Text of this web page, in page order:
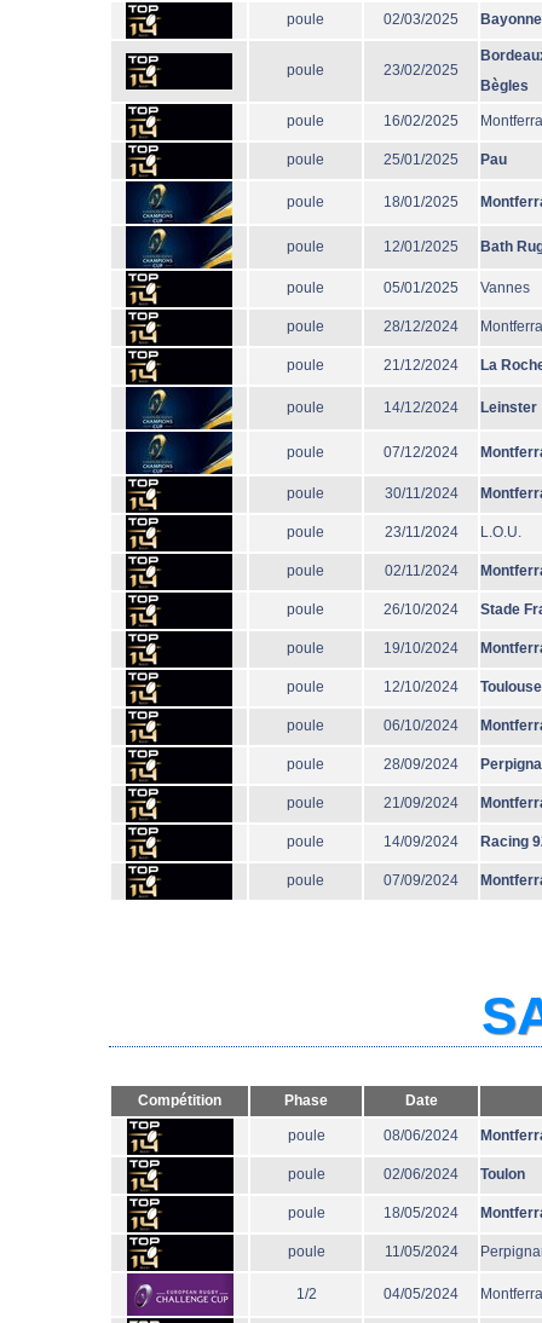
poule 02/03/2025 Bayonne
poule 23/02/2025
Bègles
poule 16/02/2025
poule 25/01/2025 Pau
poule 18/01/2025
poule 12/01/2025 Bath
poule 05/01/2025 Vannes
poule 28/12/2024
poule 21/12/2024 La
poule 14/12/2024 Leinster
poule 07/12/2024
poule 30/11/2024
poule 23/11/2024 L.O.U.
poule 02/11/2024
poule 26/10/2024 Stade
poule 19/10/2024
poule 12/10/2024 Toulouse
poule 06/10/2024
poule 28/09/2024
poule 21/09/2024
poule 14/09/2024 Racing
poule 07/09/2024
Compétition Phase Date
poule 08/06/2024
poule 02/06/2024 Toulon
poule 18/05/2024
poule 11/05/2024
1/2 04/05/2024